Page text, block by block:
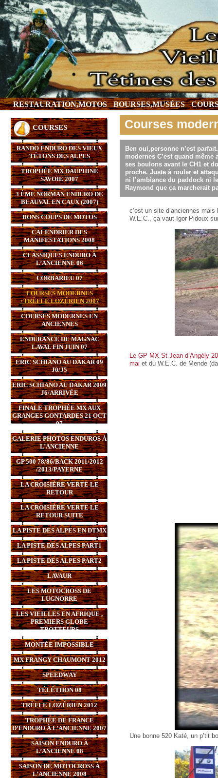
RESTAURATION,MOTOS BOURSES,MUSÉES
COURSES
RANDO ENDURO DES VIEUX
TÉTONS DES ALPES
TROPHÉE MX DAUPHINÉ
SAVOIE 2007
3 ÈME NORMAN ENDURO DE
BEAUVAL EN CAUX (2007)
BONS COUPS DE MOTOS
CALENDRIER DES
MANIFESTATIONS 2008
CLASSIQUES ENDURO À
L’ANCIENNE 06
CORBARIEU 07
COURSES MODERNES
+TRÈFLE LOZÉRIEN 2007
COURSES MODERNES EN
ANCIENNES
ENDURANCE DE MAGNAC
LAVAL FIN JUIN 07
ERIC SCHIANO AU DAKAR 09
J0/J5
ERIC SCHIANO AU DAKAR 2009
J6/ARRIVÉE
FINALE TROPHÉE MX AUX
GRANGES GONTARDES 21 OCT
07
GALERIE PHOTOS ENDUROS À
L’ANCIENNE
GP 500 78/86/BACK 2011/2012
/2013/PAYERNE
LA CROISIÈRE VERTE LE
RETOUR
LA CROISIÈRE VERTE LE
RETOUR SUITE
LA PISTE DES ALPES EN DTMX
LA PISTE DES ALPES PART1
LA PISTE DES ALPES PART2
LAVAUR
LES MOTOCROSS DE
LUGNORRE
LES VIEILLES EN AFRIQUE ,
PREMIERS GLOBE
TROTTEURS
MONTÉE IMPOSSIBLE
MX FRANGY CHAUMONT 2012
SPEEDWAY
TÉLÉTHON 08
TRÈFLE LOZÉRIEN 2012
TROPHÉE DE FRANCE
D’ENDURO À L’ANCIENNE 2007
SAISON ENDURO À
L’ANCIENNE 08
SAISON DE MOTOCROSS À
L’ANCIENNE 2008
Courses
Ben oui,personne n’est
modernes C’est quand
ses boulons avant le CH1 et
proche. Juste à rouler et
ni l’ambiance du paddock ni
Raymond que ça marcherait
c’est un site d’anciennes
W.E.C., ça vaut Igor Pidoux
Le GP MX St Jean d’Angély
mai et du W.E.C. de Mende
Une bonne 520 Katé, un p’tit